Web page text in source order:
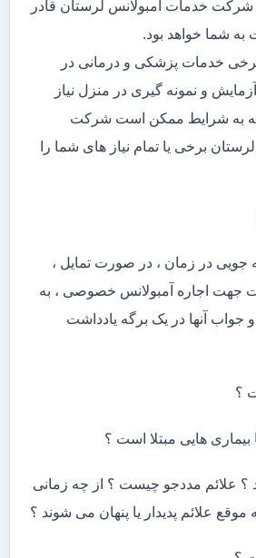
، شرکت خدمات آمبولانس لرستان قادر
به شما خواهد بود.
خدمات پزشکی و درمانی در
و نمونه گیری در منزل نیاز
به شرایط ممکن است شرکت
برخی یا تمام نیاز های شما را
در زمان ، در صورت تمایل ،
جهت اجاره آمبولانس خصوصی ، به
جواب آنها در یک برگه یادداشت
؟
بیماری هایی مبتلا است ؟
؟ علائم مددجو چیست ؟ از چه زمانی
موقع علائم پدیدار یا پنهان می شوند ؟